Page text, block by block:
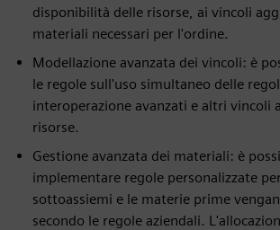
disponibilità delle risorse, ai vincoli
materiali necessari per l'ordine.
Modellazione avanzata dei vincoli: è
le regole sull'uso simultaneo delle
interoperazione avanzati e altri vincoli
risorse.
Gestione avanzata dei materiali: è
implementare regole personalizzate
sottoassiemi e le materie prime
secondo le regole aziendali.